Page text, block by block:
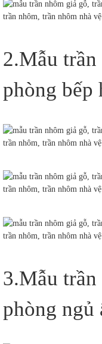
2.Mẫu
phòng bếp
3.Mẫu
phòng ngủ